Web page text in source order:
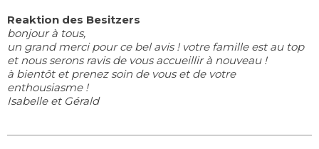
Reaktion des Besitzers
bonjour à tous,
un grand merci pour ce bel avis ! votre famille est au top
et nous serons ravis de vous accueillir à nouveau !
à bientôt et prenez soin de vous et de votre
enthousiasme !
Isabelle et Gérald